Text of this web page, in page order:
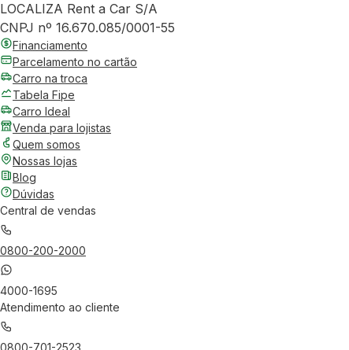
LOCALIZA Rent a Car S/A
CNPJ nº 16.670.085/0001-55
Financiamento
Parcelamento no cartão
Carro na troca
Tabela Fipe
Carro Ideal
Venda para lojistas
Quem somos
Nossas lojas
Blog
Dúvidas
Central de vendas
0800-200-2000
4000-1695
Atendimento ao cliente
0800-701-2523